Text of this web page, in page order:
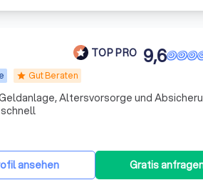
TOP PRO
star Gut Beraten
9,6
Altersvorsorge und
schnell
ansehen Gratis